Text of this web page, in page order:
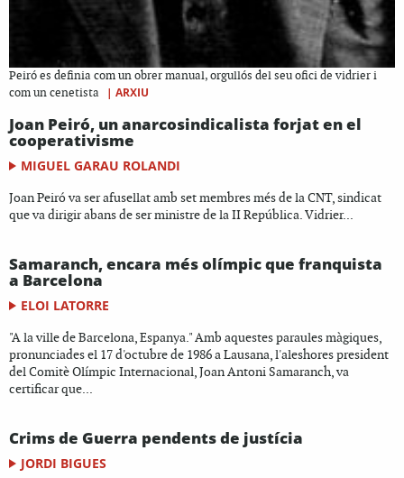
Peiró es definia com un obrer manual, orgullós del seu ofici de vidrier i
com un cenetista
| ARXIU
Joan Peiró, un anarcosindicalista forjat en el
cooperativisme
MIGUEL GARAU ROLANDI
Joan Peiró va ser afusellat amb set membres més de la CNT, sindicat
que va dirigir abans de ser ministre de la II República. Vidrier...
Samaranch, encara més olímpic que franquista
a Barcelona
ELOI LATORRE
"A la ville de Barcelona, Espanya." Amb aquestes paraules màgiques,
pronunciades el 17 d'octubre de 1986 a Lausana, l'aleshores president
del Comitè Olímpic Internacional, Joan Antoni Samaranch, va
certificar que...
Crims de Guerra pendents de justícia
JORDI BIGUES